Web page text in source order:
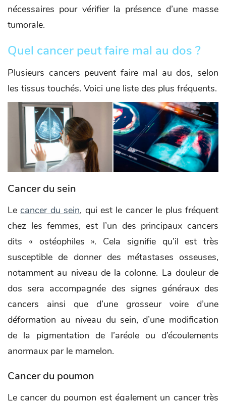
nécessaires pour vérifier la présence d’une masse
tumorale.
Quel cancer peut faire mal au dos ?
Plusieurs cancers peuvent faire mal au dos, selon
les tissus touchés. Voici une liste des plus fréquents.
Cancer du sein
Lecancer du sein, qui est le cancer le plus fréquent
chez les femmes, est l’un des principaux cancers
dits « ostéophiles ». Cela signifie qu’il est très
susceptible de donner des métastases osseuses,
notamment au niveau de la colonne. La douleur de
dos sera accompagnée des signes généraux des
cancers ainsi que d’une grosseur voire d’une
déformation au niveau du sein, d’une modification
de la pigmentation de l’aréole ou d’écoulements
anormaux par le mamelon.
Cancer du poumon
Le cancer du poumon est également un cancer très